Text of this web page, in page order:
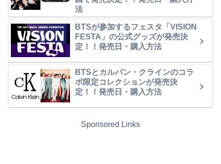
法
BTSが参加するフェスタ「VISION
FESTA」の公式グッズが発売決
定！！発売日・購入方法
BTSとカルバン・クラインのコラ
ボ限定コレクションが発売決
定！！発売日・購入方法
Sponsored Links